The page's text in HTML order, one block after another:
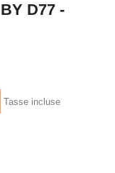
D77 -
Tasse incluse